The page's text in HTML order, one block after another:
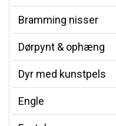
Bramming nisser
Dørpynt & ophæng
Dyr med kunstpels
Engle